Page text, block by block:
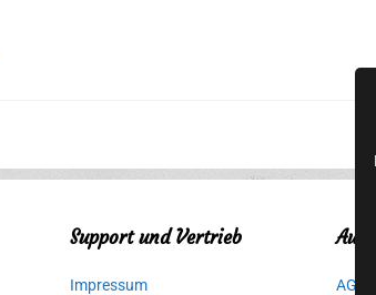
Support und Vertrieb
Impressum AGB